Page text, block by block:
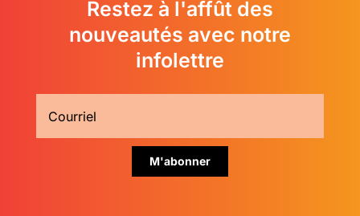
Restez à l'affût des
nouveautés avec notre
infolettre